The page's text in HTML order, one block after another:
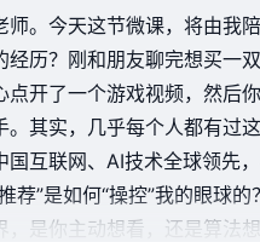
。今天这节微课，将由我
经历？刚和朋友聊完想买一
开了一个游戏视频，然后
其实，几乎每个人都有过
互联网、AI技术全球领先
荐”是如何“操控”我的眼球
是你主动想看，还是算法